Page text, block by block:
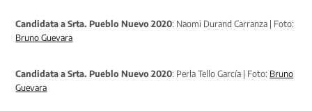
Candidata a Srta. Pueblo Nuevo 2020: Naomi Durand Carranza | Foto:
Bruno Guevara
Candidata a Srta. Pueblo Nuevo 2020: Perla Tello García | Foto: Bruno
Guevara